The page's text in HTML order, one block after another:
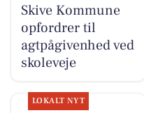
Skive Kommune
opfordrer til
agtpågivenhed ved
skoleveje
LOKALT NYT